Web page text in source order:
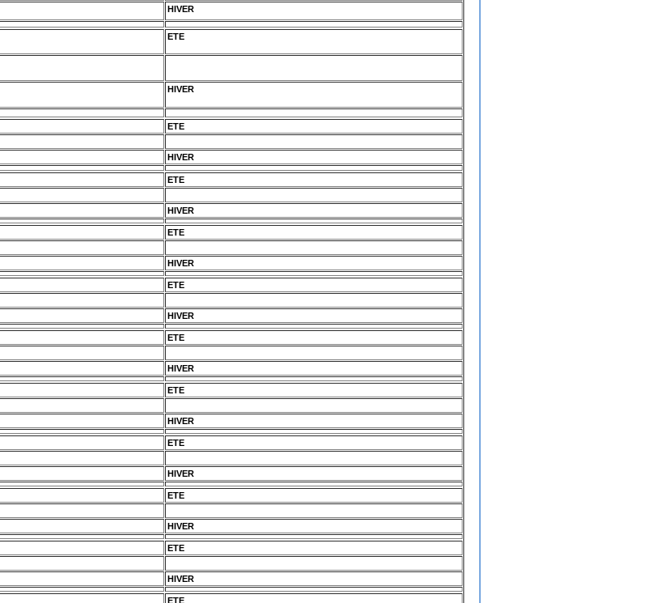
HIVER
ETE
HIVER
ETE
HIVER
ETE
HIVER
ETE
HIVER
ETE
HIVER
ETE
HIVER
ETE
HIVER
ETE
HIVER
ETE
HIVER
ETE
HIVER
ETE